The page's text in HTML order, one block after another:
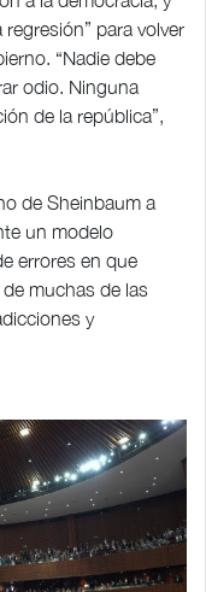
para volver
“Nadie debe
odio. Ninguna
de la república”,
de Sheinbaum a
un modelo
errores en que
muchas de las
y